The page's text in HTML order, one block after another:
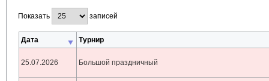
Показать записей
Дата Турнир
25.07.2026 Большой праздничный